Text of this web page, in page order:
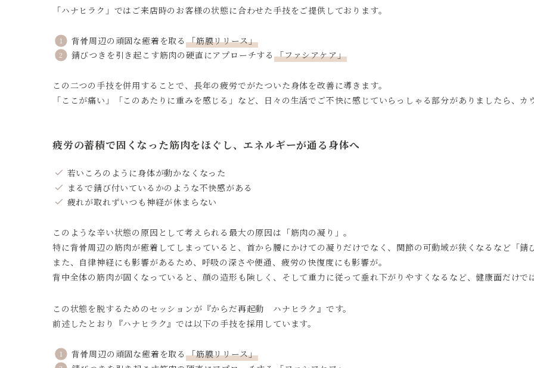
「ハナヒラク」ではご来店時のお客様の状態に合わせた手技をご提供しております。
背骨周辺の頑固な癒着を取る 「筋膜リリース」
錆びつきを引き起こす筋肉の硬直にアプローチする 「ファシアケア」
この二つの手技を併用することで、長年の疲労でがたついた身体を改善に導きます。
「ここが痛い」「このあたりに重みを感じる」など、日々の生活でご不快に感じていらっしゃる部分がありましたら、
疲労の蓄積で固くなった筋肉をほぐし、エネルギーが通る身体へ
若いころのように身体が動かなくなった
まるで錆び付いているかのような不快感がある
疲れが取れずいつも神経が休まらない
このような辛い状態の原因として考えられる最大の原因は「筋肉の凝り」。
特に背骨周辺の筋肉が癒着してしまっていると、首から腰にかけての凝りだけでなく、関節の可動域が狭くなるなど「
また、自律神経にも影響があるため、呼吸の深さや便通、疲労の快復度にも影響が。
背中全体の筋肉が固くなっていると、顔の造形も険しく、そして重力に従って垂れ下がりやすくなるなど、健康面だけで
この状態を脱するためのセッションが『からだ再起動 ハナヒラク』です。
前述したとおり『ハナヒラク』では以下の手技を採用しています。
背骨周辺の頑固な癒着を取る 「筋膜リリース」